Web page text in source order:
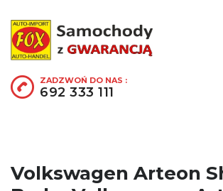
ZADZWOŃ DO NAS :
692 333 111
Volkswagen Arteon